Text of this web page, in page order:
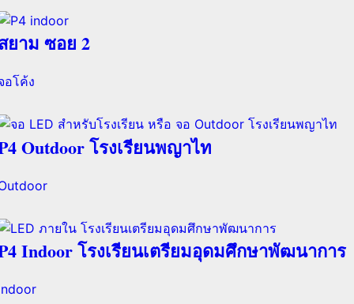
ยาม ซอย 2
อโค้ง
Outdoor โรงเรียนพญาไท
Indoor โรงเรียนเตรียมอุดมศึกษาพัฒนาการ